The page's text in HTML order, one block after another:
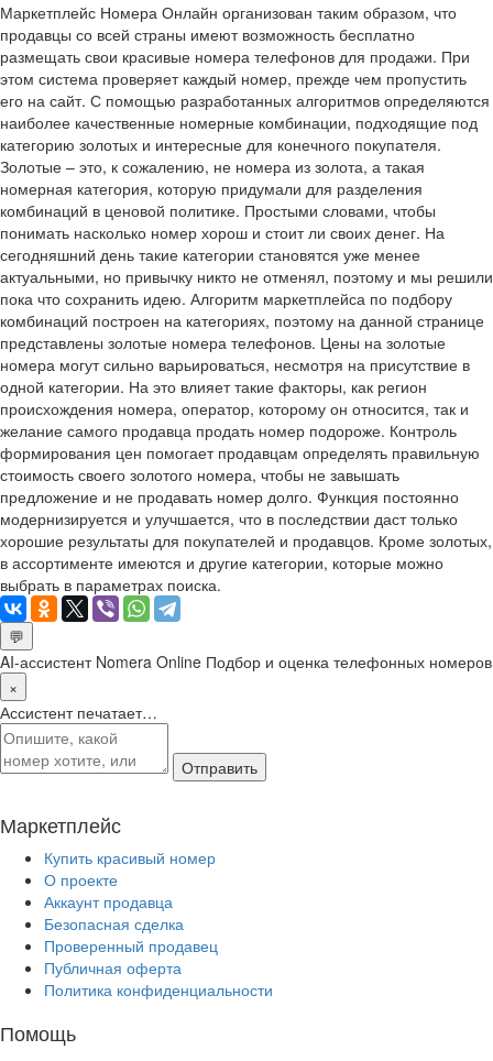
Маркетплейс Номера Онлайн организован таким образом, что
продавцы со всей страны имеют возможность бесплатно
размещать свои красивые номера телефонов для продажи. При
этом система проверяет каждый номер, прежде чем пропустить
его на сайт. С помощью разработанных алгоритмов определяются
наиболее качественные номерные комбинации, подходящие под
категорию золотых и интересные для конечного покупателя.
Золотые – это, к сожалению, не номера из золота, а такая
номерная категория, которую придумали для разделения
комбинаций в ценовой политике. Простыми словами, чтобы
понимать насколько номер хорош и стоит ли своих денег. На
сегодняшний день такие категории становятся уже менее
актуальными, но привычку никто не отменял, поэтому и мы решили
пока что сохранить идею. Алгоритм маркетплейса по подбору
комбинаций построен на категориях, поэтому на данной странице
представлены золотые номера телефонов. Цены на золотые
номера могут сильно варьироваться, несмотря на присутствие в
одной категории. На это влияет такие факторы, как регион
происхождения номера, оператор, которому он относится, так и
желание самого продавца продать номер подороже. Контроль
формирования цен помогает продавцам определять правильную
стоимость своего золотого номера, чтобы не завышать
предложение и не продавать номер долго. Функция постоянно
модернизируется и улучшается, что в последствии даст только
хорошие результаты для покупателей и продавцов. Кроме золотых,
в ассортименте имеются и другие категории, которые можно
выбрать в параметрах поиска.
💬
AI-ассистент Nomera Online Подбор и оценка телефонных номеров
×
Ассистент печатает…
Отправить
Маркетплейс
Купить красивый номер
О проекте
Аккаунт продавца
Безопасная сделка
Проверенный продавец
Публичная оферта
Политика конфиденциальности
Помощь